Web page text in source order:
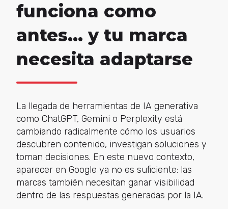
funciona como
antes… y tu marca
necesita adaptarse
La llegada de herramientas de IA generativa
como ChatGPT, Gemini o Perplexity está
cambiando radicalmente cómo los usuarios
descubren contenido, investigan soluciones y
toman decisiones. En este nuevo contexto,
aparecer en Google ya no es suficiente: las
marcas también necesitan ganar visibilidad
dentro de las respuestas generadas por la IA.